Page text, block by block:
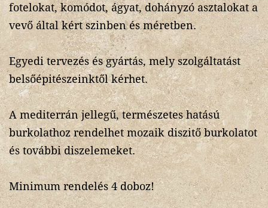
fotelokat, komódot, ágyat, dohányzó asztalokat a
vevő által kért szinben és méretben.
Egyedi tervezés és gyártás, mely szolgáltatást
belsőépitészeinktől kérhet.
A mediterrán jellegű, természetes hatású
burkolathoz rendelhet mozaik diszitő burkolatot
és további diszelemeket.
Minimum rendelés 4 doboz!